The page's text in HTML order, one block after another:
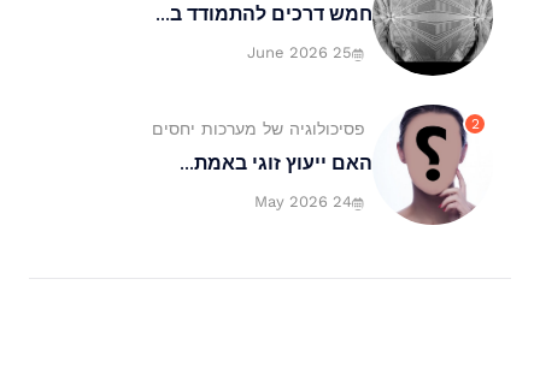
חמש דרכים להתמודד ב...
25 June 2026
2 פסיכולוגיה של מערכות יחסים
האם ייעוץ זוגי באמת...
24 May 2026